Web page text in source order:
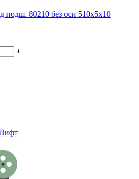
подш. 80210 без оси 510х5х10
+